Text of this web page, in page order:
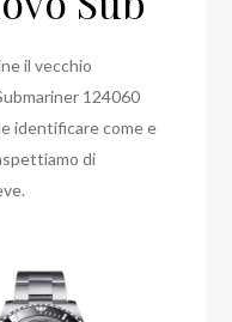
il vecchio
124060
identificare come e
di